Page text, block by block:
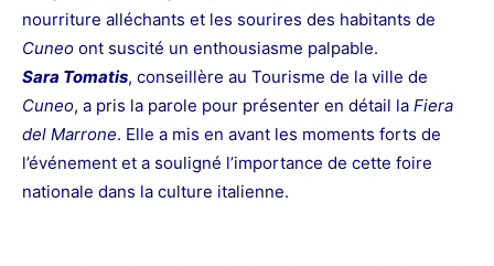
nourriture alléchants et les sourires des habitants de
Cuneo ont suscité un enthousiasme palpable.
Sara Tomatis, conseillère au Tourisme de la ville de
Cuneo, a pris la parole pour présenter en détail la Fiera
del Marrone. Elle a mis en avant les moments forts de
l’événement et a souligné l’importance de cette foire
nationale dans la culture italienne.